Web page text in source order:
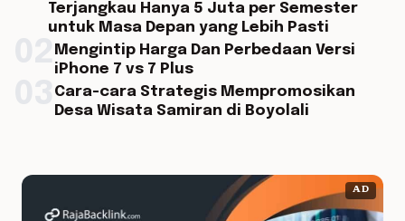
Terjangkau Hanya 5 Juta per Semester
untuk Masa Depan yang Lebih Pasti
Mengintip Harga Dan Perbedaan Versi
iPhone 7 vs 7 Plus
Cara-cara Strategis Mempromosikan
Desa Wisata Samiran di Boyolali
AD